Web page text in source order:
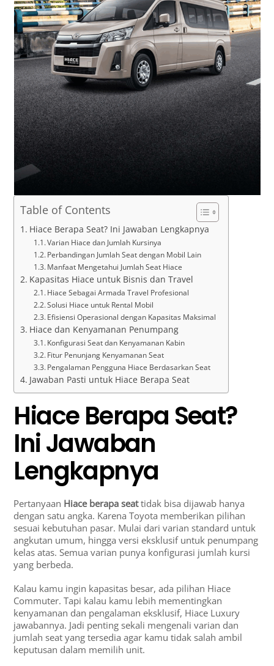
Table of Contents
Hiace Berapa Seat? Ini Jawaban Lengkapnya
Varian Hiace dan Jumlah Kursinya
Perbandingan Jumlah Seat dengan Mobil Lain
Manfaat Mengetahui Jumlah Seat Hiace
Kapasitas Hiace untuk Bisnis dan Travel
Hiace Sebagai Armada Travel Profesional
Solusi Hiace untuk Rental Mobil
Efisiensi Operasional dengan Kapasitas Maksimal
Hiace dan Kenyamanan Penumpang
Konfigurasi Seat dan Kenyamanan Kabin
Fitur Penunjang Kenyamanan Seat
Pengalaman Pengguna Hiace Berdasarkan Seat
Jawaban Pasti untuk Hiace Berapa Seat
Hiace Berapa Seat?
Ini Jawaban
Lengkapnya
Pertanyaan Hiace berapa seattidak bisa dijawab hanya
dengan satu angka. Karena Toyota memberikan pilihan
sesuai kebutuhan pasar. Mulai dari varian standard untuk
angkutan umum, hingga versi eksklusif untuk penumpang
kelas atas. Semua varian punya konfigurasi jumlah kursi
yang berbeda.
Kalau kamu ingin kapasitas besar, ada pilihan Hiace
Commuter. Tapi kalau kamu lebih mementingkan
kenyamanan dan pengalaman eksklusif, Hiace Luxury
jawabannya. Jadi penting sekali mengenali varian dan
jumlah seat yang tersedia agar kamu tidak salah ambil
keputusan dalam memilih unit.